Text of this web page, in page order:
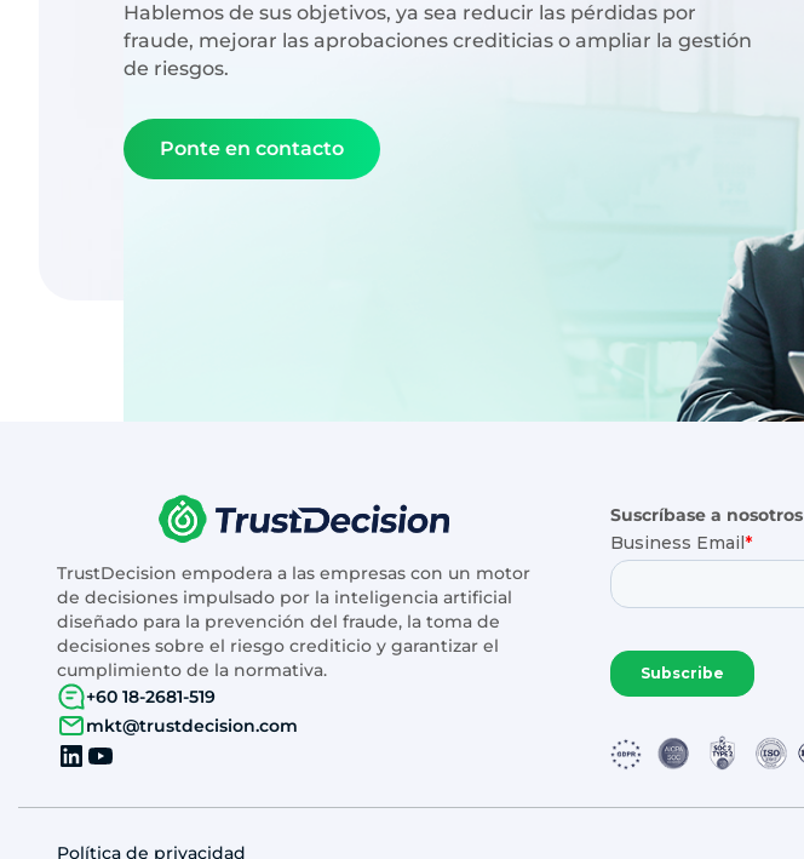
Hablemos de sus objetivos, ya sea reducir las pérdidas por
fraude, mejorar las aprobaciones crediticias o ampliar la gestión
de riesgos.
Ponte en contacto
TrustDecision empodera a las empresas con un motor
de decisiones impulsado por la inteligencia artificial
diseñado para la prevención del fraude, la toma de
decisiones sobre el riesgo crediticio y garantizar el
cumplimiento de la normativa.
+60 18-2681-519
mkt@trustdecision.com
Suscríbase a nosotros
Política de privacidad